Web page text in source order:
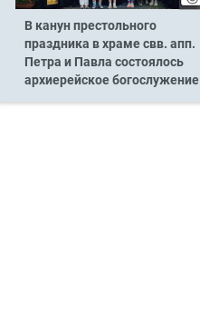
В канун престольного
праздника в храме свв. апп.
Петра и Павла состоялось
архиерейское богослужение